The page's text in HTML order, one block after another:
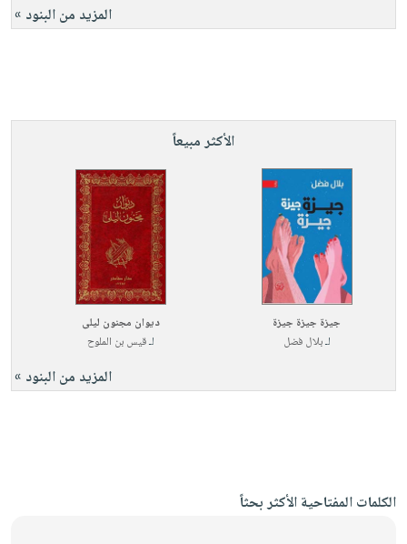
المزيد من البنود »
الأكثر مبيعاً
جيزة جيزة جيزة
لـبلال فضل
ديوان مجنون ليلى
لـقيس بن الملوح
المزيد من البنود »
الكلمات المفتاحية الأكثر بحثاً